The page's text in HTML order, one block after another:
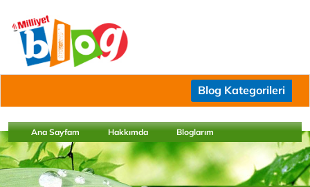
Blog Kategorileri
Ana Sayfam Hakkımda Bloglarım